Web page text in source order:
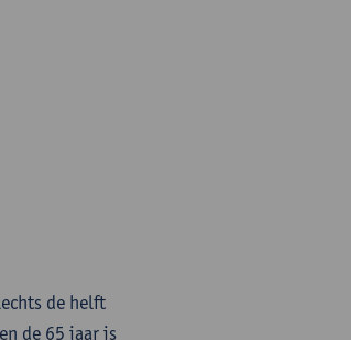
de helft
de 65 jaar is